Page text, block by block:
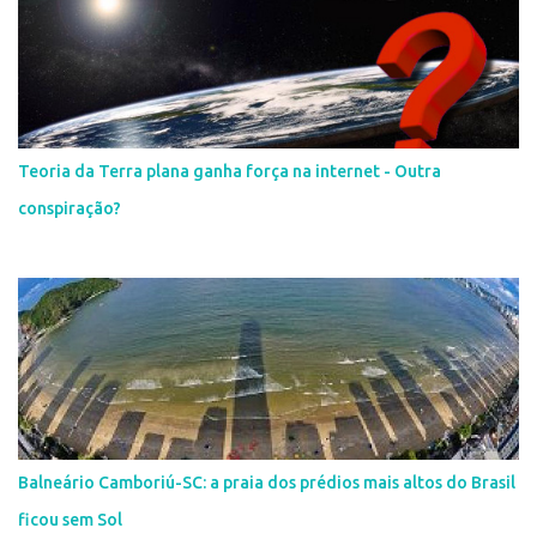
Teoria da Terra plana ganha força na internet - Outra
conspiração?
Balneário Camboriú-SC: a praia dos prédios mais altos do Brasil
ficou sem Sol